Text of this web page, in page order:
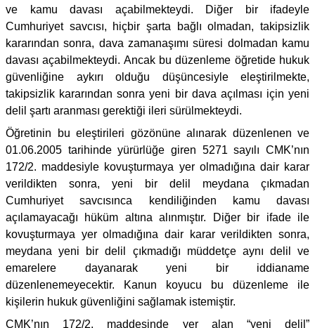
ve kamu davası açabilmekteydi. Diğer bir ifadeyle
Cumhuriyet savcısı, hiçbir şarta bağlı olmadan, takipsizlik
kararından sonra, dava zamanaşımı süresi dolmadan kamu
davası açabilmekteydi. Ancak bu düzenleme öğretide hukuk
güvenliğine aykırı olduğu düşüncesiyle eleştirilmekte,
takipsizlik kararından sonra yeni bir dava açılması için yeni
delil şartı aranması gerektiği ileri sürülmekteydi.
Öğretinin bu eleştirileri gözönüne alınarak düzenlenen ve
01.06.2005 tarihinde yürürlüğe giren 5271 sayılı CMK’nın
172/2. maddesiyle kovuşturmaya yer olmadığına dair karar
verildikten sonra, yeni bir delil meydana çıkmadan
Cumhuriyet savcısınca kendiliğinden kamu davası
açılamayacağı hüküm altına alınmıştır. Diğer bir ifade ile
kovuşturmaya yer olmadığına dair karar verildikten sonra,
meydana yeni bir delil çıkmadığı müddetçe aynı delil ve
emarelere dayanarak yeni bir iddianame
düzenlenemeyecektir. Kanun koyucu bu düzenleme ile
kişilerin hukuk güvenliğini sağlamak istemiştir.
CMK’nın 172/2. maddesinde yer alan “yeni delil”